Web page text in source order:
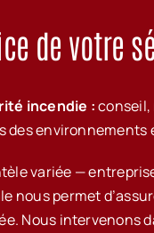
de votre
incendie :conseil,
des environnements
variée —
nous permet
Nous